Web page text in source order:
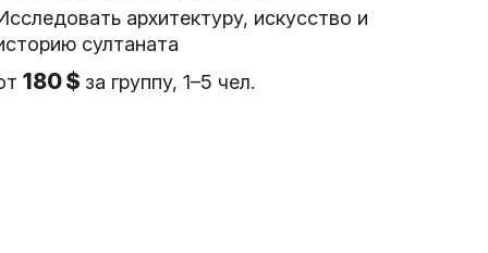
архитектуру, искусство и
султаната
180 $ за группу, 1–5 чел.